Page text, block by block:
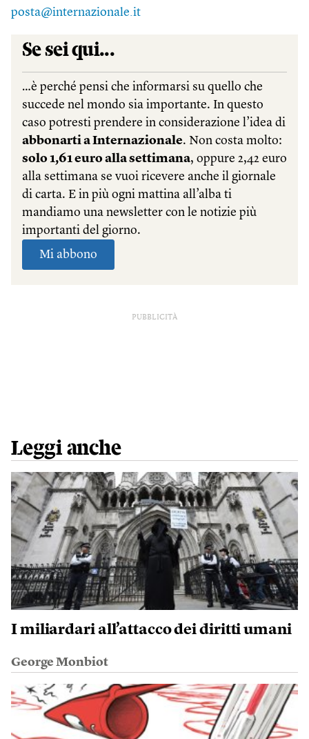
posta@internazionale.it
PUBBLICITÀ
Leggi anche
I miliardari all’attacco dei diritti umani
George Monbiot